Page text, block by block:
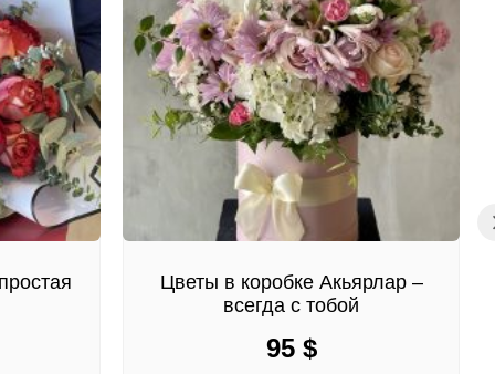
Цветы в коробке Акьярлар –
всегда с тобой
95 $